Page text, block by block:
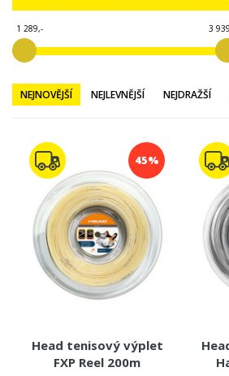
ROBIN SODERLING
HEAD
SETY
LUXILON
SOLINCO
WILSON
BABOLAT
YONEX
TECNIFIBRE
SIGNUM PRO
TENISOVÉ TAŠKY
1 289,- 3
NEJNOVĚJŠÍ NEJLEVNĚJŠÍ NEJDRAŽŠÍ
45%
Head tenisový výplet
FXP Reel 200m